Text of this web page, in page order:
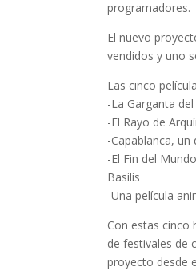
programadores.
El nuevo
vendidos y uno
Las cinco
-La Garganta
-El Rayo de
-Capablanca,
-El Fin del
Basilis
-Una película
Con estas cinco
de festivales de
proyecto desde